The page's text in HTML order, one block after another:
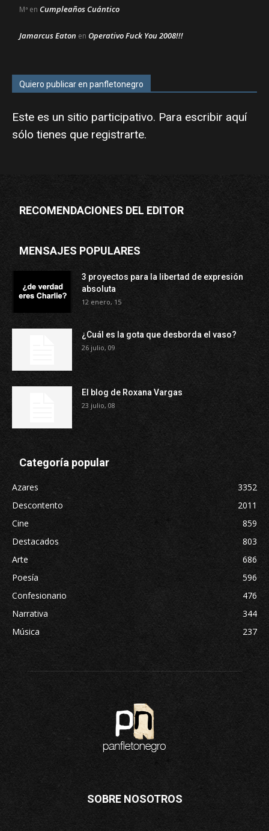
Mª en Cumpleaños Cuántico
Jamarcus Eaton en Operativo Fuck You 2008!!!
Quiero publicar en panfletonegro
Este es un sitio participativo. Para escribir aquí
sólo tienes que registrarte.
RECOMENDACIONES DEL EDITOR
MENSAJES POPULARES
3 proyectos para la libertad de expresión
absoluta
12 enero, 15
¿Cuál es la gota que desborda el vaso?
26 julio, 09
El blog de Roxana Vargas
23 julio, 08
Categoría popular
Azares
3352
Descontento
2011
Cine
859
Destacados
803
Arte
686
Poesía
596
Confesionario
476
Narrativa
344
Música
237
SOBRE NOSOTROS